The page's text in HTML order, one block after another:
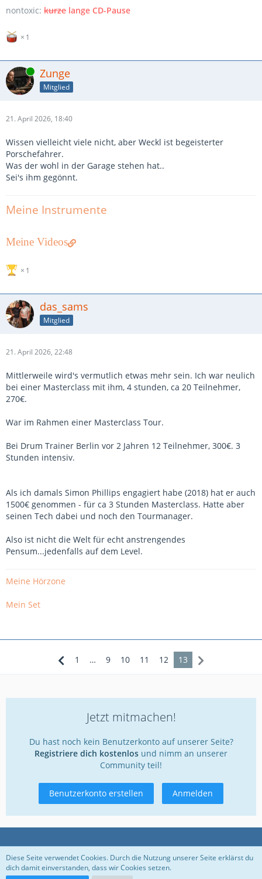
nontoxic: kurze lange CD-Pause
1
Online Zunge
Mitglied
21. April 2026, 18:40
Wissen vielleicht viele nicht, aber Weckl ist begeisterter
Porschefahrer.
Was der wohl in der Garage stehen hat..
Sei's ihm gegönnt.
Meine Instrumente
Meine Videos
1
das_sams
Mitglied
21. April 2026, 22:48
Mittlerweile wird's vermutlich etwas mehr sein. Ich war neulich
bei einer Masterclass mit ihm, 4 stunden, ca 20 Teilnehmer,
270€.
War im Rahmen einer Masterclass Tour.
Bei Drum Trainer Berlin vor 2 Jahren 12 Teilnehmer, 300€. 3
Stunden intensiv.
Als ich damals Simon Phillips engagiert habe (2018) hat er auch
1500€ genommen - für ca 3 Stunden Masterclass. Hatte aber
seinen Tech dabei und noch den Tourmanager.
Also ist nicht die Welt für echt anstrengendes
Pensum...jedenfalls auf dem Level.
Meine Hörzone
Mein Set
1 … 9 10 11 12 13
Jetzt mitmachen!
Du hast noch kein Benutzerkonto auf unserer Seite?
Registriere dich kostenlos und nimm an unserer
Community teil!
Benutzerkonto erstellen Anmelden
Datenschutzerklärung Kontakt Impressum
Nutzungsbedingungen
Diese Seite verwendet Cookies. Durch die Nutzung unserer Seite erklärst du
dich damit einverstanden, dass wir Cookies setzen.